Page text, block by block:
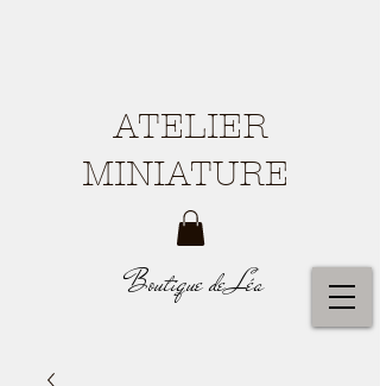
Boutique de Léa
ATELIER
MINIATURE